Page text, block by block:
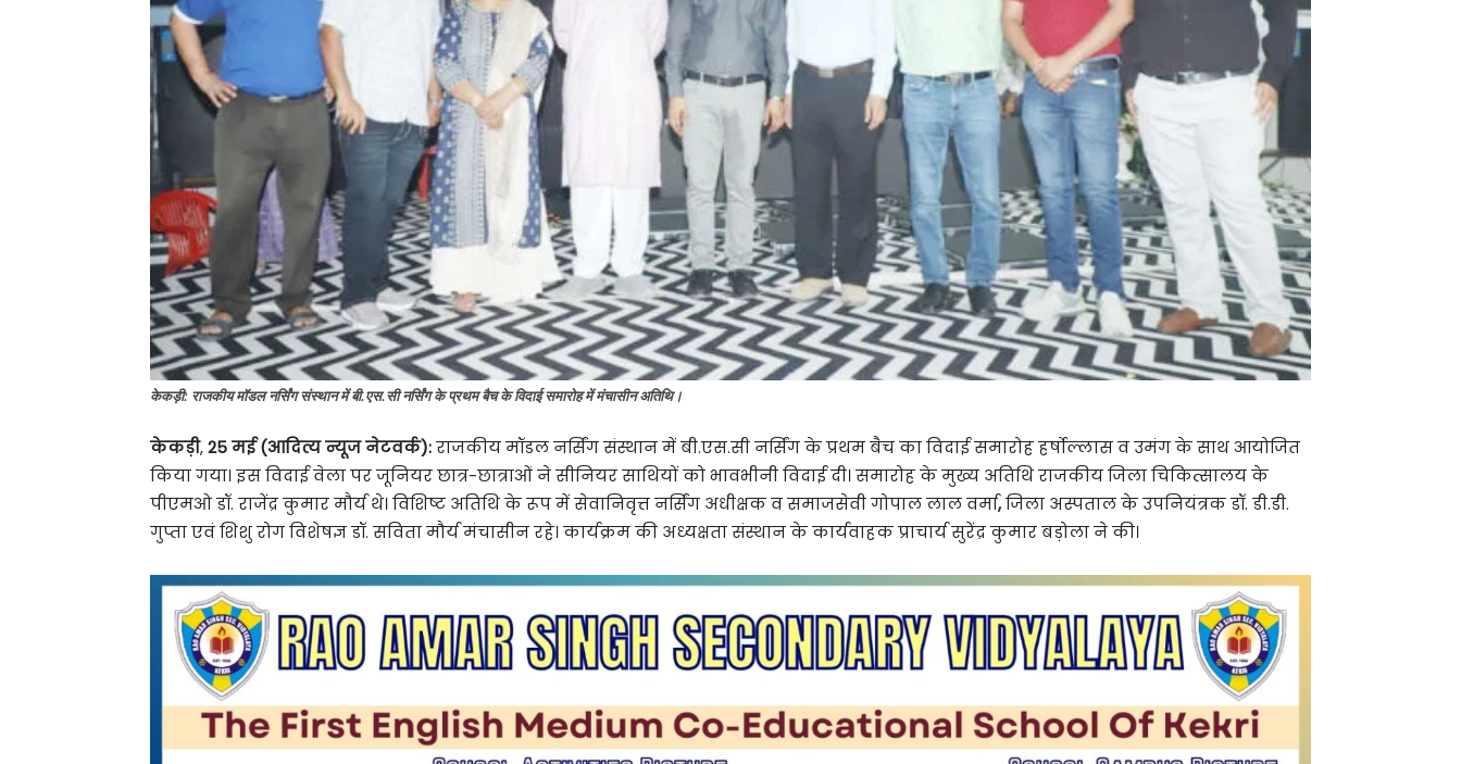
केकड़ी: राजकीय मॉडल नर्सिंग संस्थान में बी.एस.सी नर्सिंग के प्रथम बैच के विदाई समारोह में मंचासीन अतिथि।
केकड़ी,25 मई (आदित्य न्यूज नेटवर्क):राजकीय मॉडल नर्सिंग संस्थान में बी.एस.सी नर्सिंग के प्रथम बैच का विदाई समारोह हर्षोल्लास व उमंग के साथ आयोजित
किया गया। इस विदाई वेला पर जूनियर छात्र-छात्राओं ने सीनियर साथियों को भावभीनी विदाई दी। समारोह के मुख्य अतिथि राजकीय जिला चिकित्सालय के
पीएमओ डॉ. राजेंद्र कुमार मौर्य थे। विशिष्ट अतिथि के रूप में सेवानिवृत्त नर्सिंग अधीक्षक व समाजसेवी गोपाल लाल वर्मा,जिला अस्पताल के उपनियंत्रक डॉ. डी.डी.
गुप्ता एवं शिशु रोग विशेषज्ञ डॉ. सविता मौर्य मंचासीन रहे। कार्यक्रम की अध्यक्षता संस्थान के कार्यवाहक प्राचार्य सुरेंद्र कुमार बड़ोला ने की।